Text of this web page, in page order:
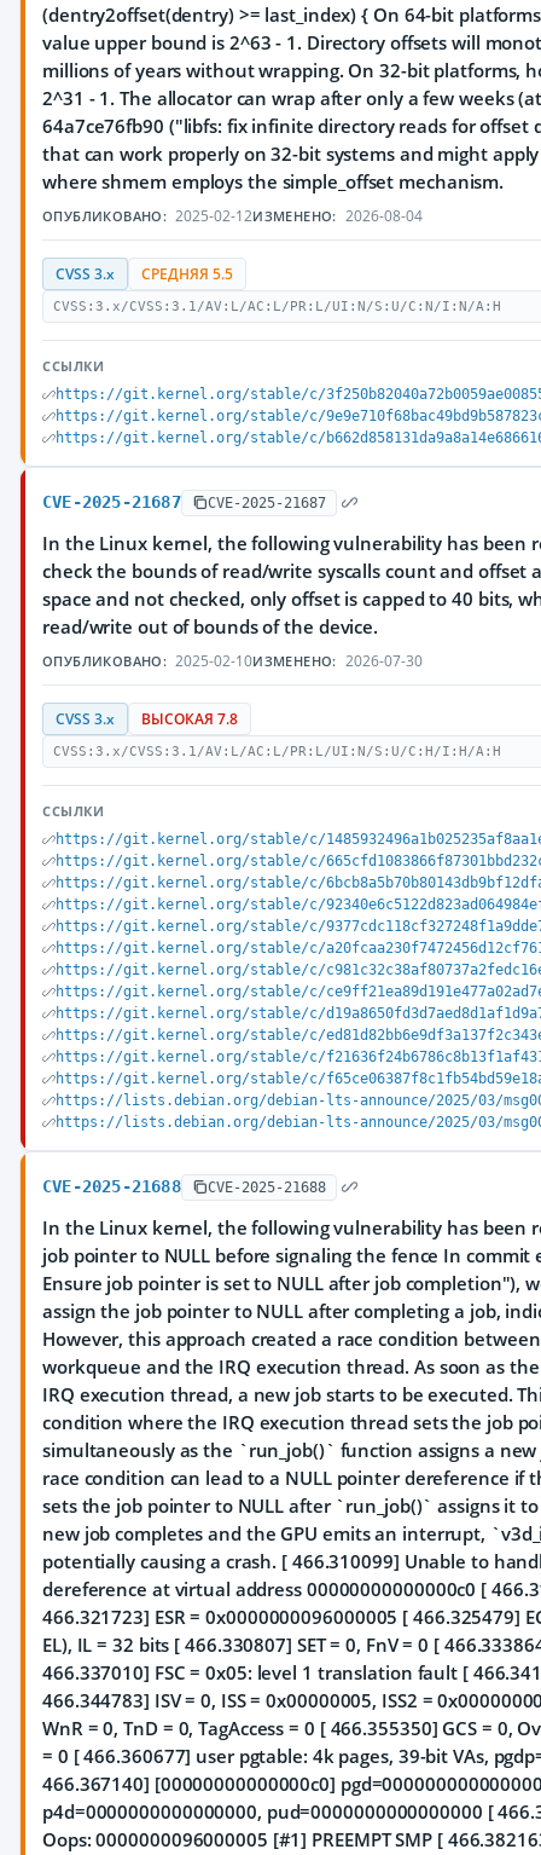
(dentry2offset(dentry) >= last_index) { On 64-bit
value upper bound is 2^63 - 1. Directory offsets will
millions of years without wrapping. On 32-bit platforms,
2^31 - 1. The allocator can wrap after only a few weeks
64a7ce76fb90 ("libfs: fix infinite directory reads for offset
that can work properly on 32-bit systems and might
where shmem employs the simple_offset mechanism.
ОПУБЛИКОВАНО: 2025-02-12ИЗМЕНЕНО: 2026-08-04
CVSS 3.x СРЕДНЯЯ 5.5
CVSS:3.x/CVSS:3.1/AV:L/AC:L/PR:L/UI:N/S:U/C:N/I:N/A:H
ССЫЛКИ
https://git.kernel.org/stable/c/
https://git.kernel.org/stable/c/
https://git.kernel.org/stable/c/
CVE-2025-21687 CVE-2025-21687
In the Linux kernel, the following vulnerability has been
check the bounds of read/write syscalls count and offset
space and not checked, only offset is capped to 40 bits,
read/write out of bounds of the device.
ОПУБЛИКОВАНО: 2025-02-10ИЗМЕНЕНО: 2026-07-30
CVSS 3.x ВЫСОКАЯ 7.8
CVSS:3.x/CVSS:3.1/AV:L/AC:L/PR:L/UI:N/S:U/C:H/I:H/A:H
ССЫЛКИ
https://git.kernel.org/stable/c/
https://git.kernel.org/stable/c/
https://git.kernel.org/stable/c/
https://git.kernel.org/stable/c/
https://git.kernel.org/stable/c/
https://git.kernel.org/stable/c/
https://git.kernel.org/stable/c/
https://git.kernel.org/stable/c/
https://git.kernel.org/stable/c/
https://git.kernel.org/stable/c/
https://git.kernel.org/stable/c/
https://git.kernel.org/stable/c/
https://lists.debian.org/debian-lts-announce/2025/03/
https://lists.debian.org/debian-lts-announce/2025/03/
CVE-2025-21688 CVE-2025-21688
In the Linux kernel, the following vulnerability has been
job pointer to NULL before signaling the fence In commit
Ensure job pointer is set to NULL after job completion"),
assign the job pointer to NULL after completing a job,
However, this approach created a race condition
workqueue and the IRQ execution thread. As soon as
IRQ execution thread, a new job starts to be executed.
condition where the IRQ execution thread sets the job
simultaneously as the `run_job()` function assigns a
race condition can lead to a NULL pointer dereference if
sets the job pointer to NULL after `run_job()` assigns it
new job completes and the GPU emits an interrupt,
potentially causing a crash. [ 466.310099] Unable to
dereference at virtual address 00000000000000c0 [
466.321723] ESR = 0x0000000096000005 [ 466.325479]
EL), IL = 32 bits [ 466.330807] SET = 0, FnV = 0 [
466.337010] FSC = 0x05: level 1 translation fault [
466.344783] ISV = 0, ISS = 0x00000005, ISS2 =
WnR = 0, TnD = 0, TagAccess = 0 [ 466.355350] GCS = 0,
= 0 [ 466.360677] user pgtable: 4k pages, 39-bit VAs,
466.367140] [00000000000000c0]
p4d=0000000000000000, pud=0000000000000000 [
Oops: 0000000096000005 [#1] PREEMPT SMP [